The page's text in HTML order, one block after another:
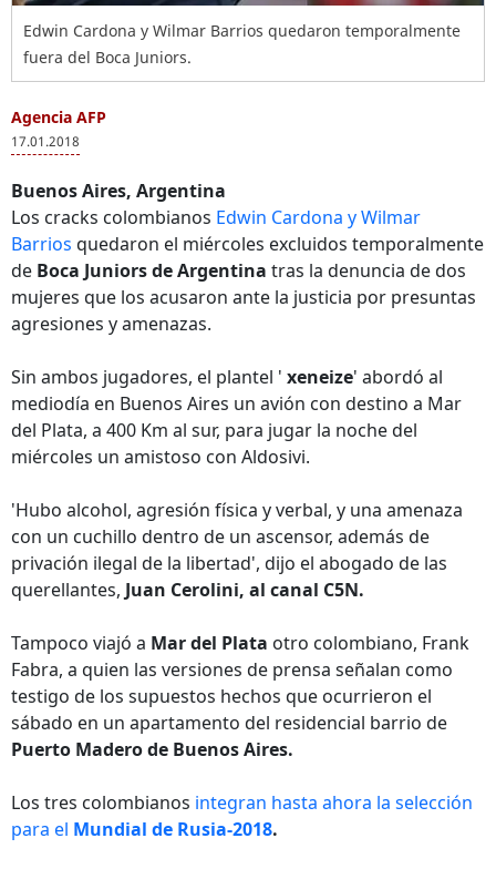
Edwin Cardona y Wilmar Barrios quedaron temporalmente
fuera del Boca Juniors.
Agencia AFP
17.01.2018
Buenos Aires, Argentina
Los cracks colombianos Edwin Cardona y Wilmar
Barrios quedaron el miércoles excluidos temporalmente
de Boca Juniors de Argentina tras la denuncia de dos
mujeres que los acusaron ante la justicia por presuntas
agresiones y amenazas.
Sin ambos jugadores, el plantel ' xeneize' abordó al
mediodía en Buenos Aires un avión con destino a Mar
del Plata, a 400 Km al sur, para jugar la noche del
miércoles un amistoso con Aldosivi.
'Hubo alcohol, agresión física y verbal, y una amenaza
con un cuchillo dentro de un ascensor, además de
privación ilegal de la libertad', dijo el abogado de las
querellantes, Juan Cerolini, al canal C5N.
Tampoco viajó a Mar del Plata otro colombiano, Frank
Fabra, a quien las versiones de prensa señalan como
testigo de los supuestos hechos que ocurrieron el
sábado en un apartamento del residencial barrio de
Puerto Madero de Buenos Aires.
Los tres colombianos integran hasta ahora la selección
para el Mundial de Rusia-2018.